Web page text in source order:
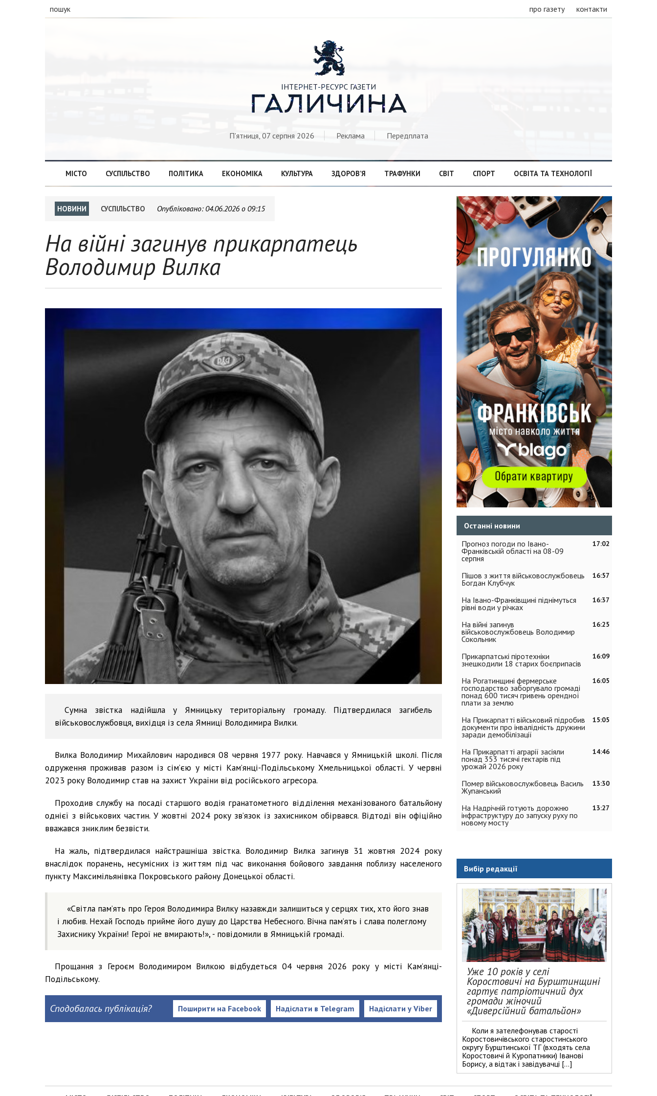
пошук про газету контакти

ІНТЕРНЕТ-РЕСУРС ГАЗЕТИ
ГАЛИЧИНА
П'ятниця, 07 серпня 2026 Реклама Передплата
МІСТО СУСПІЛЬСТВО ПОЛІТИКА ЕКОНОМІКА КУЛЬТУРА ЗДОРОВ’Я ТРАФУНКИ СВІТ СПОРТ ОСВІТА ТА ТЕХНОЛОГІЇ
НОВИНИ СУСПІЛЬСТВО Опубліковано: 04.06.2026 о 09:15
На війні загинув прикарпатець
Володимир Вилка
Сумна звістка надійшла у Ямницьку територіальну громаду. Підтвердилася загибель
військовослужбовця, вихідця із села Ямниці Володимира Вилки.
Вилка Володимир Михайлович народився 08 червня 1977 року. Навчався у Ямницькій школі. Після
одруження проживав разом із сім’єю у місті Кам’янці-Подільському Хмельницької області. У червні
2023 року Володимир став на захист України від російського агресора.
Проходив службу на посаді старшого водія гранатометного відділення механізованого батальйону
однієї з військових частин. У жовтні 2024 року зв’язок із захисником обірвався. Відтоді він офіційно
вважався зниклим безвісти.
На жаль, підтвердилася найстрашніша звістка. Володимир Вилка загинув 31 жовтня 2024 року
внаслідок поранень, несумісних із життям під час виконання бойового завдання поблизу населеного
пункту Максимільянівка Покровського району Донецької області.
«Світла пам’ять про Героя Володимира Вилку назавжди залишиться у серцях тих, хто його знав
і любив. Нехай Господь прийме його душу до Царства Небесного. Вічна пам’ять і слава полеглому
Захиснику України! Герої не вмирають!», - повідомили в Ямницькій громаді.
Прощання з Героєм Володимиром Вилкою відбудеться 04 червня 2026 року у місті Кам’янці-
Подільському.
Сподобалась публікація? Надіслати у Viber
Надіслати в Telegram
Поширити на Facebook
Останні новини
17:02
Прогноз погоди по Івано-
Франківській області на 08-09
серпня
16:57
Пішов з життя військовослужбовець
Богдан Клубчук
16:37
На Івано-Франківщині піднімуться
рівні води у річках
16:25
На війні загинув
військовослужбовець Володимир
Сокольник
16:09
Прикарпатські піротехніки
знешкодили 18 старих боєприпасів
16:05
На Рогатинщині фермерське
господарство заборгувало громаді
понад 600 тисяч гривень орендної
плати за землю
15:05
На Прикарпатті військовий підробив
документи про інвалідність дружини
заради демобілізації
14:46
На Прикарпатті аграрії засіяли
понад 353 тисячі гектарів під
урожай 2026 року
13:30
Помер військовослужбовець Василь
Жупанський
13:27
На Надрічній готують дорожню
інфраструктуру до запуску руху по
новому мосту
Вибір редакції
Уже 10 років у селі
Коростовичі на Бурштинщині
гартує патріотичний дух
громади жіночий
«Диверсійний батальйон»
Коли я зателефонував старості
Коростовичівського старостинського
округу Бурштинської ТГ (входять села
Коростовичі й Куропатники) Іванові
Борису, а відтак і завідувачці […]